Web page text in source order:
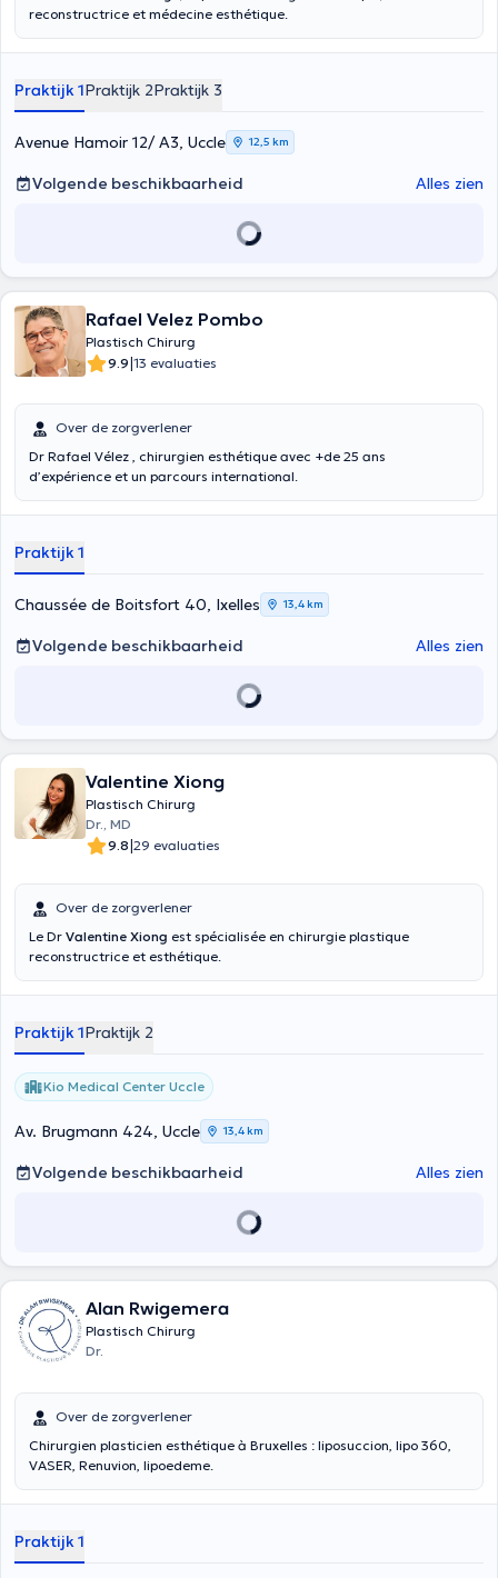
reconstructrice et médecine esthétique.
Praktijk 1Praktijk 2Praktijk 3
Avenue Hamoir 12/ A3, Uccle 12,5 km
Volgende beschikbaarheid Alles zien
Rafael Velez Pombo
Plastisch Chirurg
9.9|13 evaluaties
Over de zorgverlener
Dr Rafael Vélez , chirurgien esthétique avec +de 25 ans
d’expérience et un parcours international.
Praktijk 1
Chaussée de Boitsfort 40, Ixelles 13,4 km
Volgende beschikbaarheid Alles zien
Valentine Xiong
Plastisch Chirurg
Dr., MD
9.8|29 evaluaties
Over de zorgverlener
Le Dr Valentine Xiong est spécialisée en chirurgie plastique
reconstructrice et esthétique.
Praktijk 1Praktijk 2
Kio Medical Center Uccle
Av. Brugmann 424, Uccle 13,4 km
Volgende beschikbaarheid Alles zien
Alan Rwigemera
Plastisch Chirurg
Dr.
Over de zorgverlener
Chirurgien plasticien esthétique à Bruxelles : liposuccion, lipo 360,
VASER, Renuvion, lipoedeme.
Praktijk 1